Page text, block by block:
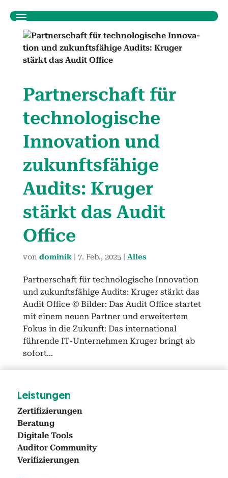
Part­ner­schaft für
tech­nol­o­gis­che
Inno­va­tion und
zukun­fts­fähige
Audits: Kruger
stärkt das Audit
Office
von dominik| 7. Feb., 2025| Alles
Partnerschaft für technologische Innovation
und zukunftsfähige Audits: Kruger stärkt das
Audit Office © Bilder: Das Audit Office startet
mit einem neuen Partner und erweitertem
Fokus in die Zukunft: Das international
führende IT-Unternehmen Kruger bringt ab
sofort...
Leis­tun­gen
Zer­ti­fizierun­gen
Beratung
Dig­i­tale Tools
Audi­tor Com­mu­ni­ty
Ver­i­fizierun­gen